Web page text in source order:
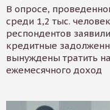
В опросе,
среди 1,2 тыс.
респондентов
кредитные
вынуждены тратить
ежемесячного доход